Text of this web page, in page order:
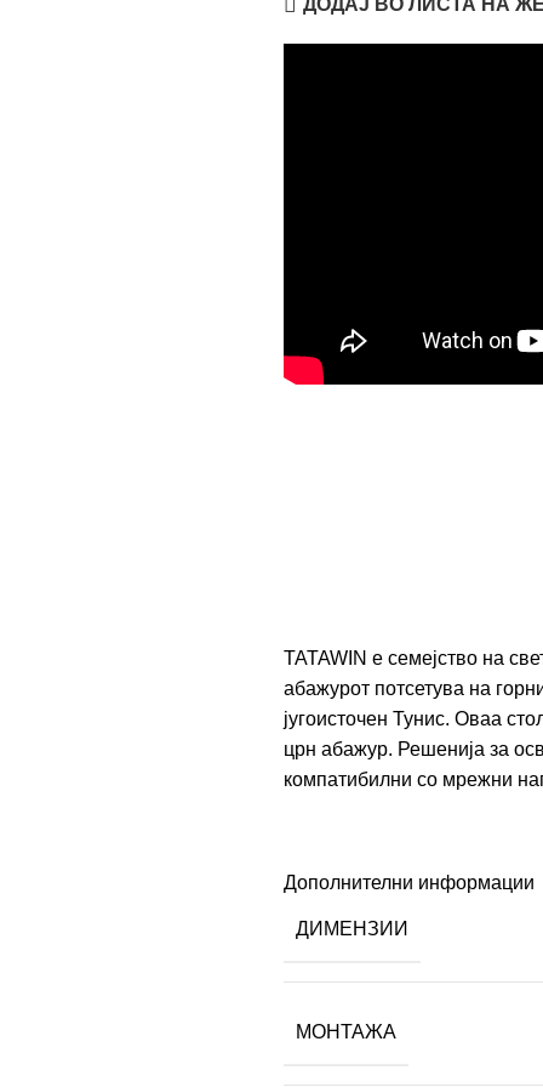
ДОДАЈ ВО ЛИСТА НА
TATAWIN е семејство на
абажурот потсетува на
југоисточен Тунис. Оваа
црн абажур. Решенија за
компатибилни со мрежни
Дополнителни информации
ДИМЕНЗИИ
МОНТАЖА